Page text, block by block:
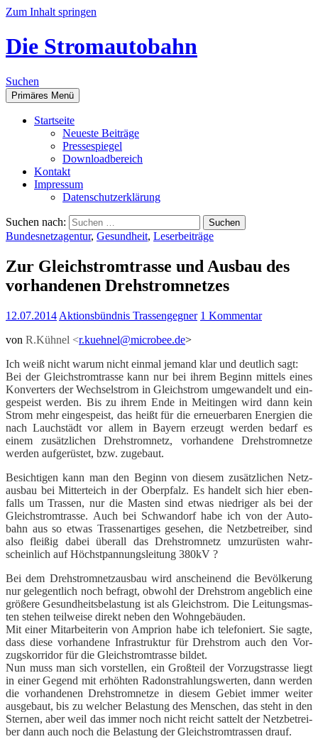
Zum Inhalt springen
Die Stromautobahn
Suchen
Primäres Menü
Start­sei­te
Neu­es­te Beiträge
Pres­se­spie­gel
Down­load­be­reich
Kon­takt
Impres­sum
Daten­schutz­er­klä­rung
Suchen nach:
Bundesnetzagentur, Gesundheit, Leserbeiträge
Zur Gleich­strom­tras­se und Aus­bau des
vor­han­de­nen Drehstromnetzes
12.07.2014 Aktionsbündnis Trassengegner 1 Kommentar
von R.Kühnel <r.kuehnel@microbee.de>
Ich weiß nicht war­um nicht ein­mal jemand klar und deut­lich sagt:
Bei der Gleich­strom­tras­se kann nur bei ihrem Beginn mit­tels eines
Kon­ver­ters der Wech­sel­strom in Gleich­strom umge­wan­delt und ein­
ge­speist wer­den. Bis zu ihrem Ende in Meit­in­gen wird dann kein
Strom mehr ein­ge­speist, das heißt für die erneu­er­ba­ren Ener­gien die
nach Lauch­städt vor allem in Bay­ern erzeugt wer­den bedarf es
einem zusätz­li­chen Dreh­strom­netz, vor­han­de­ne Dreh­strom­net­ze
wer­den auf­ge­rüs­tet, bzw. zugebaut.
Besich­ti­gen kann man den Beginn von die­sem zusätz­li­chen Netz­
aus­bau bei Mit­ter­teich in der Ober­pfalz. Es han­delt sich hier eben­
falls um Tras­sen, nur die Mas­ten sind etwas nied­ri­ger als bei der
Gleich­strom­tras­se. Auch bei Schwan­dorf habe ich von der Auto­
bahn aus so etwas Tras­sen­ar­ti­ges gese­hen, die Netz­be­trei­ber, sind
also flei­ßig dabei über­all das Dreh­strom­netz umzu­rüs­ten wahr­
schein­lich auf Höchst­pan­nungs­lei­tung 380kV ?
Bei dem Dreh­strom­netz­aus­bau wird anschei­nend die Bevöl­ke­rung
nur gele­gent­lich noch befragt, obwohl der Dreh­strom angeb­lich eine
grö­ße­re Gesund­heits­be­las­tung ist als Gleich­strom. Die Lei­tungs­mas­
ten ste­hen teil­wei­se direkt neben den Wohn­ge­bäu­den.
Mit einer Mit­ar­bei­te­rin von Ampri­on habe ich tele­fo­niert. Sie sag­te,
dass die­se vor­han­de­ne Infra­struk­tur für Dreh­strom auch den Vor­
zugs­kor­ri­dor für die Gleich­strom­tras­se bil­det.
Nun muss man sich vor­stel­len, ein Groß­teil der Vor­zug­stras­se liegt
in einer Gegend mit erhöh­ten Radon­strah­lungs­wer­ten, dann wer­den
die vor­han­de­nen Dreh­strom­net­ze in die­sem Gebiet immer wei­ter
aus­ge­baut, bis zu wel­cher Belas­tung des Men­schen, das steht in den
Ster­nen, aber weil das immer noch nicht reicht sat­telt der Netz­be­trei­
ber dann auch noch die Belas­tung der Gleich­strom­tras­sen drauf.